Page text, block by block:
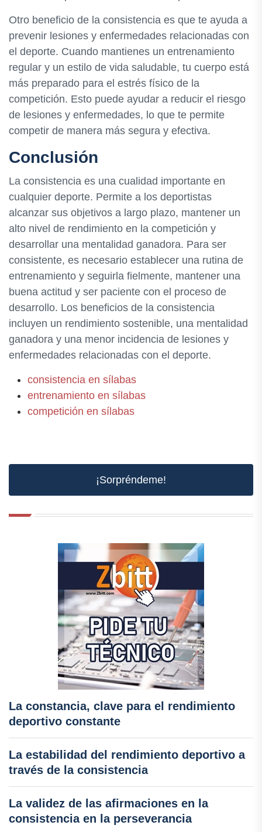
Otro beneficio de la consistencia es que te ayuda a
prevenir lesiones y enfermedades relacionadas con
el deporte. Cuando mantienes un entrenamiento
regular y un estilo de vida saludable, tu cuerpo está
más preparado para el estrés físico de la
competición. Esto puede ayudar a reducir el riesgo
de lesiones y enfermedades, lo que te permite
competir de manera más segura y efectiva.
Conclusión
La consistencia es una cualidad importante en
cualquier deporte. Permite a los deportistas
alcanzar sus objetivos a largo plazo, mantener un
alto nivel de rendimiento en la competición y
desarrollar una mentalidad ganadora. Para ser
consistente, es necesario establecer una rutina de
entrenamiento y seguirla fielmente, mantener una
buena actitud y ser paciente con el proceso de
desarrollo. Los beneficios de la consistencia
incluyen un rendimiento sostenible, una mentalidad
ganadora y una menor incidencia de lesiones y
enfermedades relacionadas con el deporte.
consistencia en sílabas
entrenamiento en sílabas
competición en sílabas
¡Sorpréndeme!
La constancia, clave para el rendimiento
deportivo constante
La estabilidad del rendimiento deportivo a
través de la consistencia
La validez de las afirmaciones en la
consistencia en la perseverancia